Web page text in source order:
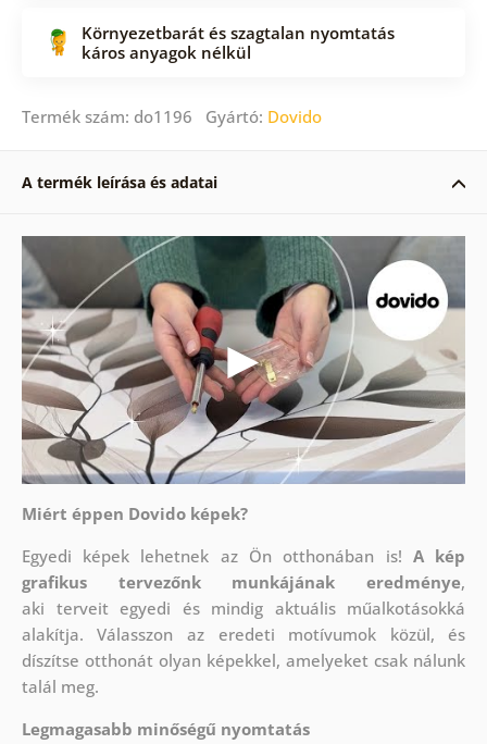
Környezetbarát és szagtalan nyomtatás
káros anyagok nélkül
Termék szám: do1196 Gyártó: Dovido
A termék leírása és adatai
Miért éppen Dovido képek?
Egyedi képek lehetnek az Ön otthonában is! A kép
grafikus tervezőnk munkájának eredménye,
aki terveit egyedi és mindig aktuális műalkotásokká
alakítja. Válasszon az eredeti motívumok közül, és
díszítse otthonát olyan képekkel, amelyeket csak nálunk
talál meg.
Legmagasabb minőségű nyomtatás